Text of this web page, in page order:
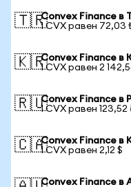
🇹🇷Convex Finance в
1 CVX равен 72,03
🇰🇷Convex Finance в
1 CVX равен 2
🇷🇺Convex Finance в
1 CVX равен 123,52
🇨🇦Convex Finance в
1 CVX равен 2,12 $
Convex Finance в